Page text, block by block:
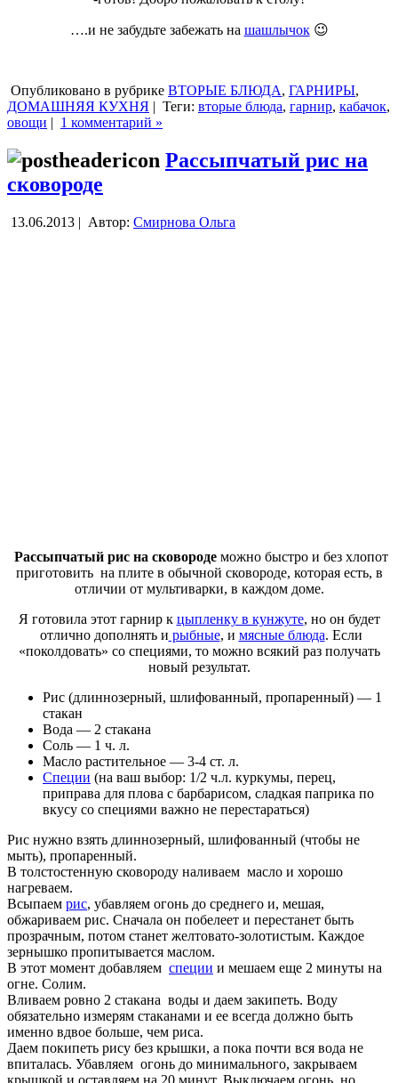
….и не забудьте забежать на шашлычок😉
Опубликовано в рубрике ВТОРЫЕ БЛЮДА, ГАРНИРЫ,
ДОМАШНЯЯ КУХНЯ | Теги: вторые блюда, гарнир, кабачок,
овощи | 1 комментарий »
Рассыпчатый рис на
сковороде
13.06.2013 | Автор: Смирнова Ольга
Рассыпчатый рис на сковороде можно быстро и без хлопот
приготовить на плите в обычной сковороде, которая есть, в
отличии от мультиварки, в каждом доме.
Я готовила этот гарнир к цыпленку в кунжуте, но он будет
отлично дополнять и рыбные, и мясные блюда. Если
«поколдовать» со специями, то можно всякий раз получать
новый результат.
Рис (длиннозерный, шлифованный, пропаренный) — 1
стакан
Вода — 2 стакана
Соль — 1 ч. л.
Масло растительное — 3-4 ст. л.
Специи (на ваш выбор: 1/2 ч.л. куркумы, перец,
приправа для плова с барбарисом, сладкая паприка по
вкусу со специями важно не перестараться)
Рис нужно взять длиннозерный, шлифованный (чтобы не
мыть), пропаренный.
В толстостенную сковороду наливаем масло и хорошо
нагреваем.
Всыпаем рис, убавляем огонь до среднего и, мешая,
обжариваем рис. Сначала он побелеет и перестанет быть
прозрачным, потом станет желтовато-золотистым. Каждое
зeрнышко пропитывается маслом.
В этот момент добавляем специи и мешаем ещe 2 минуты на
огне. Солим.
Вливаем ровно 2 стакана воды и даем закипеть. Воду
обязательно измерям стаканами и ее всегда должно быть
именно вдвое больше, чем риса.
Даем покипеть рису без крышки, а пока почти вся вода не
впиталась. Убавляем огонь до минимального, закрываем
крышкой и оставляем на 20 минут. Выключаем огонь, но